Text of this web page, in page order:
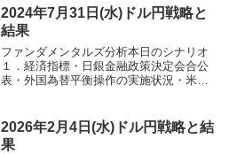
権発の世界的リスクオフの影響継続有無
（④-1、...
2024年7月31日(水)ドル円戦略と
結果
ファンダメンタルズ分析本日のシナリオ
１．経済指標・日銀金融政策決定会合公
表・外国為替平衡操作の実施状況・米国
米国中古住宅販売成約指数・米国四半期
定例入札・米国FOM...
2026年2月4日(水)ドル円戦略と結
果